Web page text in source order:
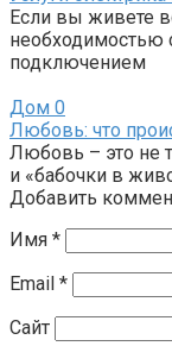
Если вы живете
необходимостью
подключением
Дом 0
Любовь: что
Любовь – это не
и «бабочки в
Добавить
Имя *
Email *
Сайт